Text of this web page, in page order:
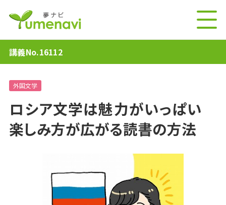
講義No.16112
外国文学
ロシア文学は魅力がいっぱい
楽しみ方が広がる読書の方法